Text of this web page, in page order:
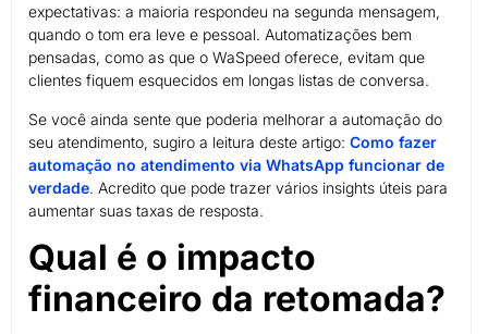
expectativas: a maioria respondeu na segunda mensagem,
quando o tom era leve e pessoal. Automatizações bem
pensadas, como as que o WaSpeed oferece, evitam que
clientes fiquem esquecidos em longas listas de conversa.
Se você ainda sente que poderia melhorar a automação do
seu atendimento, sugiro a leitura deste artigo: Como fazer
automação no atendimento via WhatsApp funcionar de
verdade. Acredito que pode trazer vários insights úteis para
aumentar suas taxas de resposta.
Qual é o impacto
financeiro da retomada?